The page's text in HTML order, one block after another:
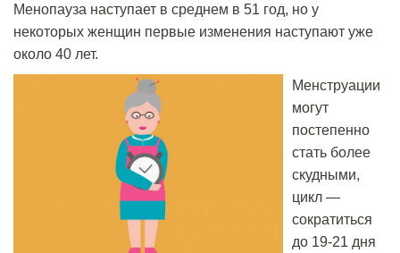
Менопауза наступает в среднем в 51 год, но у
некоторых женщин первые изменения наступают уже
около 40 лет.
Менструации
могут
постепенно
стать более
скудными,
цикл —
сократиться
до 19-21 дня